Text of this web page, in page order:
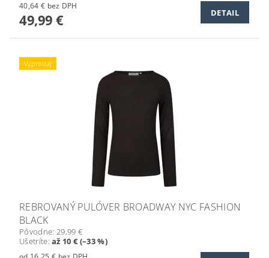
40,64 € bez DPH
49,99 € DETAIL
Výpredaj
REBROVANÝ PULÓVER BROADWAY NYC FASHION
BLACK
Pôvodne: 29,99 €
Ušetríte:až 10 € (–33 %)